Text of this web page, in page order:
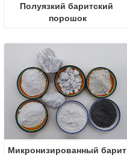
Полуязкий баритский
порошок
Микронизированный барит